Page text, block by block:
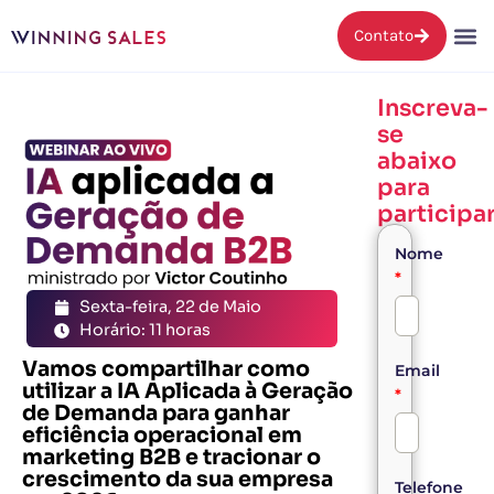
Contato
Sexta-feira, 22 de Maio
Horário: 11 horas
Vamos compartilhar como
utilizar a IA Aplicada à Geração
de Demanda para ganhar
eficiência operacional em
marketing B2B e tracionar o
crescimento da sua empresa
Inscreva-
se
abaixo
para
Nome
*
Email
*
Telefone